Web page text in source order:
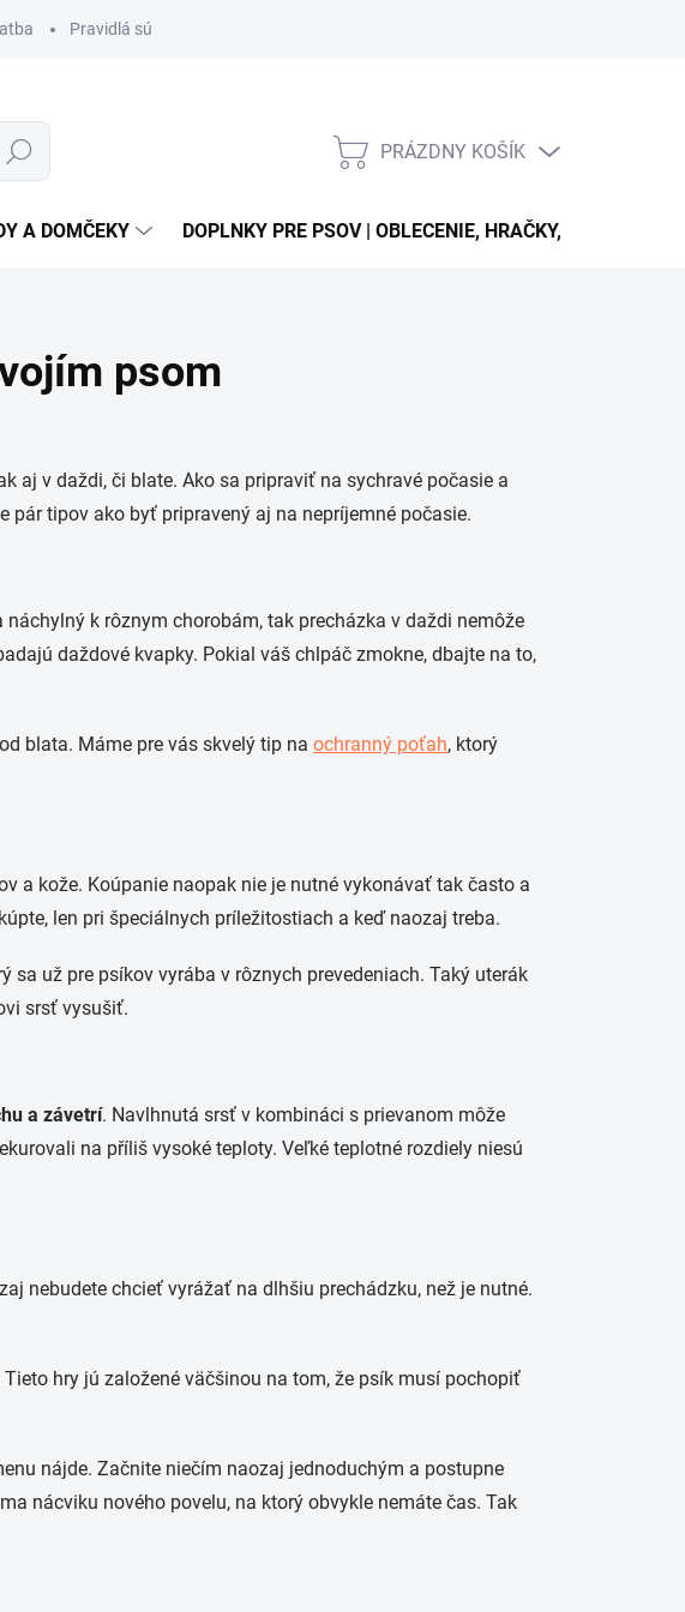
Pravidlá súťaží
Hľadať
NÁKUPNÝ
PRÁZDNY KOŠÍK
A DOMČEKY DOPLNKY PRE PSOV | OBLECENIE, HRAČKY, VODÍTKA,
psom
aj v daždi, či blate. Ako sa pripraviť na sychravé počasie a
tipov ako byť pripravený aj na nepríjemné počasie.
k rôznym chorobám, tak precházka v daždi nemôže
daždové kvapky. Pokial váš chlpáč zmokne, dbajte na to,
blata. Máme pre vás skvelý tip na ochranný poťah, ktorý
a kože. Koúpanie naopak nie je nutné vykonávať tak často a
len pri špeciálnych príležitostiach a keď naozaj treba.
už pre psíkov vyrába v rôznych prevedeniach. Taký uterák
srsť vysušiť.
a závetrí. Navlhnutá srsť v kombináci s prievanom môže
na příliš vysoké teploty. Veľké teplotné rozdiely niesú
nebudete chcieť vyrážať na dlhšiu prechádzku, než je nutné.
hry jú založené väčšinou na tom, že psík musí pochopiť
nájde. Začnite niečím naozaj jednoduchým a postupne
nácviku nového povelu, na ktorý obvykle nemáte čas. Tak